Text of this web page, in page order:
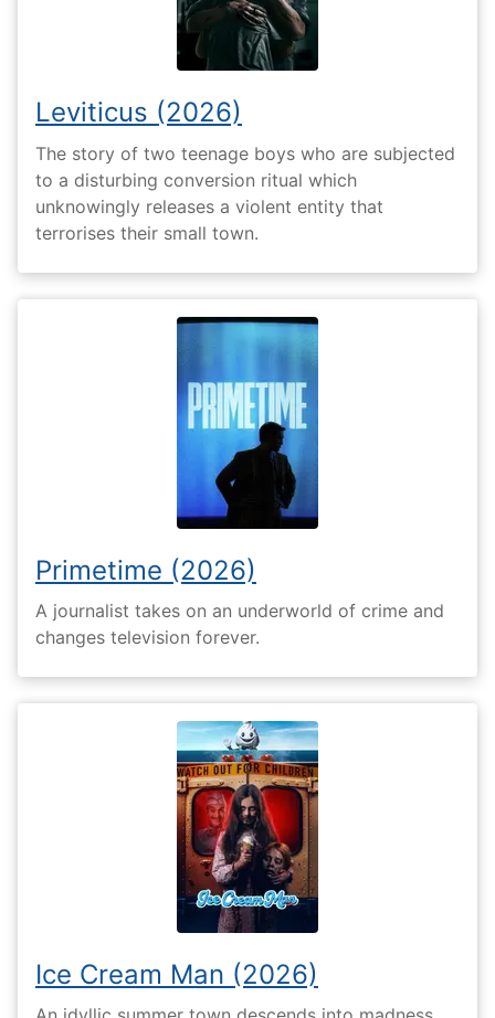
Leviticus (2026)
The story of two teenage boys who are subjected
to a disturbing conversion ritual which
unknowingly releases a violent entity that
terrorises their small town.
Primetime (2026)
A journalist takes on an underworld of crime and
changes television forever.
Ice Cream Man (2026)